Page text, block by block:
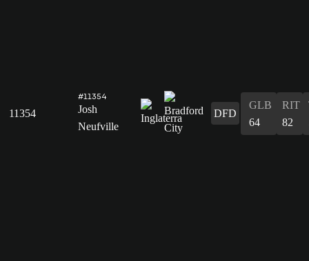
11354
#11354
Josh
Neufville
DFD
GLB
64
RIT
82